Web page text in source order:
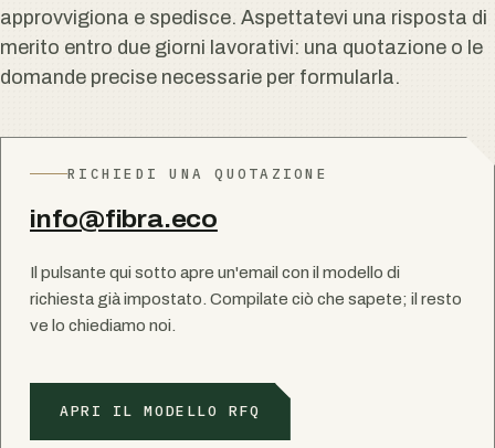
approvvigiona e spedisce. Aspettatevi una risposta di
merito entro due giorni lavorativi: una quotazione o le
domande precise necessarie per formularla.
RICHIEDI UNA QUOTAZIONE
info@fibra.eco
Il pulsante qui sotto apre un'email con il modello di
richiesta già impostato. Compilate ciò che sapete; il resto
ve lo chiediamo noi.
APRI IL MODELLO RFQ